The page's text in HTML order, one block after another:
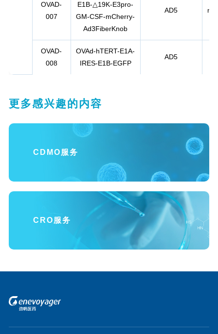
OVAD-
007
E1B-△19K-E3pro-
GM-CSF-mCherry-
Ad3FiberKnob
AD5
OVAD-
008
OVAd-hTERT-E1A-
IRES-E1B-EGFP
AD5
更多感兴趣的内容
CDMO服务
CRO服务